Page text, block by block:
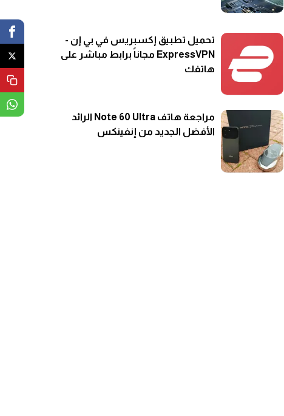
تحميل تطبيق إكسبريس في بي إن -
ExpressVPN مجاناً برابط مباشر على
هاتفك
مراجعة هاتف Note 60 Ultra الرائد
الأفضل الجديد من إنفينكس